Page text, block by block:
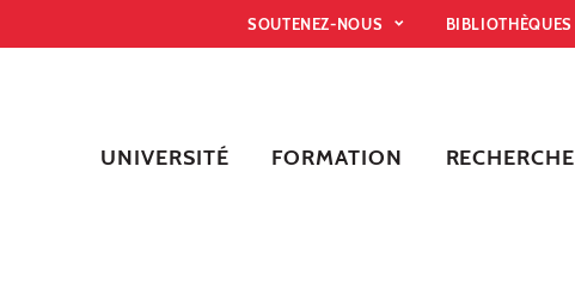
SOUTENEZ-NOUS BIBLIOTHÈQUES
UNIVERSITÉ FORMATION RECHERCHE